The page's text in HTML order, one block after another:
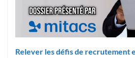
Relever les défis de recrutement